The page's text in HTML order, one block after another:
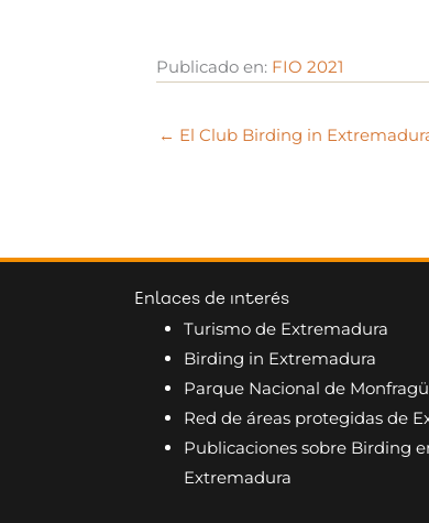
Publicado en: FIO 2021
← El Club Birding in
Enlaces de interés
Turismo de Extremadura
Birding in Extremadura
Parque Nacional de
Red de áreas protegidas de
Publicaciones sobre Birding
Extremadura